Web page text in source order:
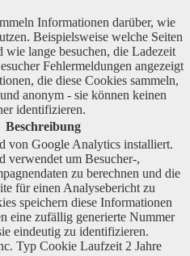
Informationen darüber, wie
Beispielsweise welche Seiten
lange besuchen, die Ladezeit
Fehlermeldungen angezeigt
die diese Cookies sammeln,
anonym - sie können keinen
identifizieren.
Beschreibung
von Google Analytics installiert.
verwendet um Besucher-,
zu berechnen und die
für einen Analysebericht zu
speichern diese Informationen
eine zufällig generierte Nummer
eindeutig zu identifizieren.
Typ Cookie Laufzeit 2 Jahre